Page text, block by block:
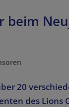
beim
20
des Lions